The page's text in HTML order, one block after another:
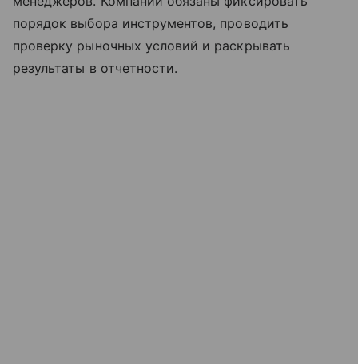
порядок выбора инструментов, проводить
проверку рыночных условий и раскрывать
результаты в отчетности.